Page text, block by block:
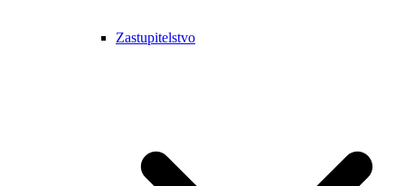
Zastupitelstvo